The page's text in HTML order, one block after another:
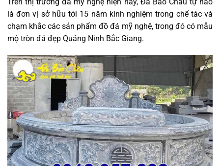
là đơn vị sở hữu tới 15 năm kinh nghiệm trong chế tác và
chạm khắc các sản phẩm đồ đá mỹ nghệ, trong đó có mẫu
mộ tròn đá đẹp Quảng Ninh Bắc Giang.